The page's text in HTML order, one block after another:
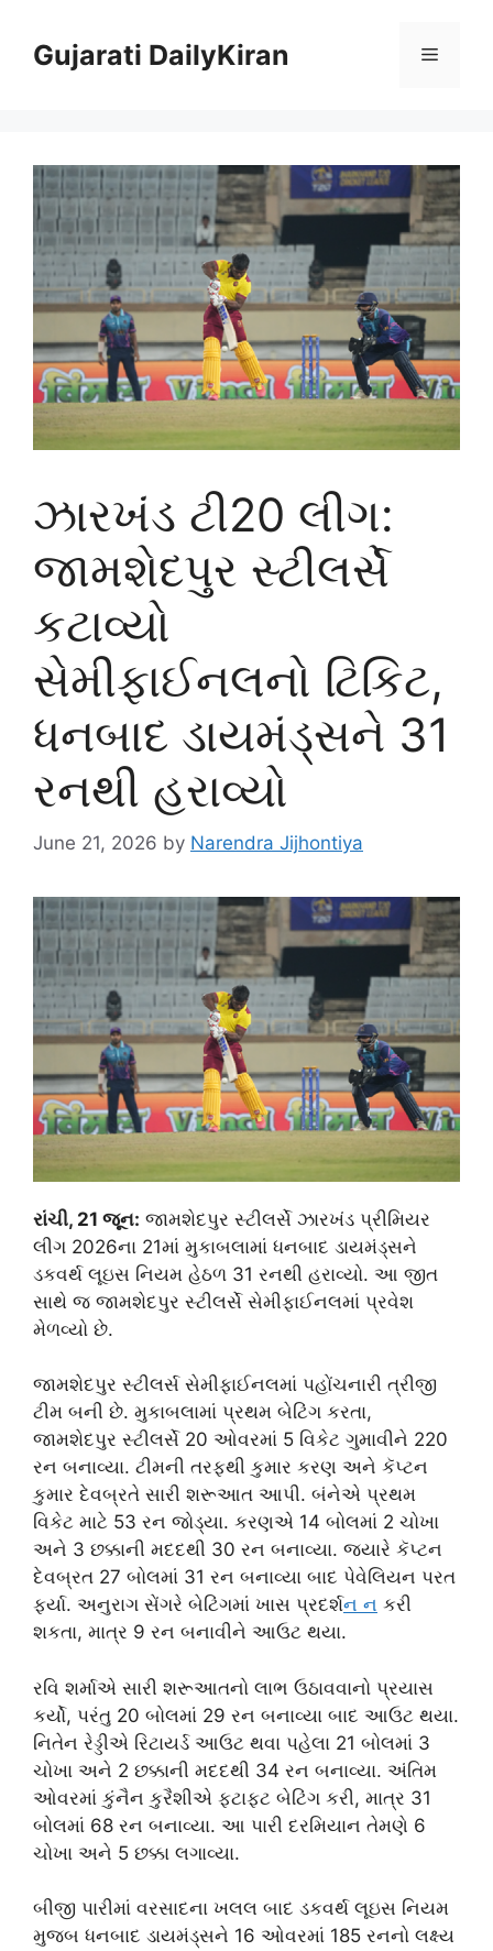
contentGujarati DailyKiran Menu
ઝારખંડ ટી20 લીગ:
જામશેદપુર સ્ટીલર્સે
કટાવ્યો
સેમીફાઈનલનો ટિકિટ,
ધનબાદ ડાયમંડ્સને 31
રનથી હરાવ્યો
June 21, 2026 by Narendra Jijhontiya
રાંચી, 21 જૂન: જામશેદપુર સ્ટીલર્સે ઝારખંડ પ્રીમિયર
લીગ 2026ના 21માં મુકાબલામાં ધનબાદ ડાયમંડ્સને
ડકવર્થ લૂઇસ નિયમ હેઠળ 31 રનથી હરાવ્યો. આ જીત
સાથે જ જામશેદપુર સ્ટીલર્સે સેમીફાઈનલમાં પ્રવેશ
મેળવ્યો છે.
જામશેદપુર સ્ટીલર્સ સેમીફાઈનલમાં પહોંચનારી ત્રીજી
ટીમ બની છે. મુકાબલામાં પ્રથમ બેટિંગ કરતા,
જામશેદપુર સ્ટીલર્સે 20 ઓવરમાં 5 વિકેટ ગુમાવીને 220
રન બનાવ્યા. ટીમની તરફથી કુમાર કરણ અને કૅપ્ટન
કુમાર દેવબ્રતે સારી શરૂઆત આપી. બંનેએ પ્રથમ
વિકેટ માટે 53 રન જોડ્યા. કરણએ 14 બોલમાં 2 ચોખા
અને 3 છક્કાની મદદથી 30 રન બનાવ્યા. જ્યારે કૅપ્ટન
દેવબ્રત 27 બોલમાં 31 રન બનાવ્યા બાદ પેવેલિયન પરત
ફર્યા. અનુરાગ સેંગરે બેટિંગમાં ખાસ પ્રદર્શન ન કરી
શકતા, માત્ર 9 રન બનાવીને આઉટ થયા.
રવિ શર્માએ સારી શરૂઆતનો લાભ ઉઠાવવાનો પ્રયાસ
કર્યો, પરંતુ 20 બોલમાં 29 રન બનાવ્યા બાદ આઉટ થયા.
નિતેન રેડ્ડીએ રિટાયર્ડ આઉટ થવા પહેલા 21 બોલમાં 3
ચોખા અને 2 છક્કાની મદદથી 34 રન બનાવ્યા. અંતિમ
ઓવરમાં કુંનૈન કુરૈશીએ ફટાફટ બેટિંગ કરી, માત્ર 31
બોલમાં 68 રન બનાવ્યા. આ પારી દરમિયાન તેમણે 6
ચોખા અને 5 છક્કા લગાવ્યા.
બીજી પારીમાં વરસાદના ખલલ બાદ ડકવર્થ લૂઇસ નિયમ
મુજબ ધનબાદ ડાયમંડ્સને 16 ઓવરમાં 185 રનનો લક્ષ્ય